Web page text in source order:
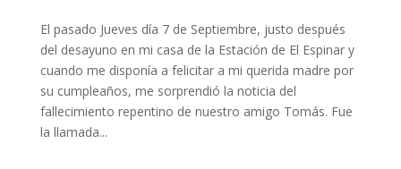
El pasado Jueves día 7 de Septiembre, justo después
del desayuno en mi casa de la Estación de El Espinar y
cuando me disponía a felicitar a mi querida madre por
su cumpleaños, me sorprendió la noticia del
fallecimiento repentino de nuestro amigo Tomás. Fue
la llamada...